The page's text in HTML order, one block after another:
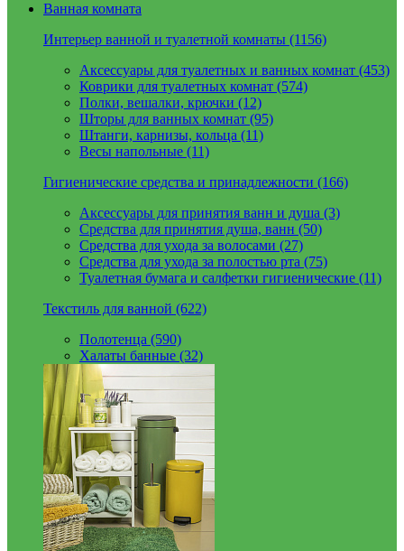
Ванная комната
Интерьер ванной и туалетной комнаты (1156)
Аксессуары для туалетных и ванных комнат (453)
Коврики для туалетных комнат (574)
Полки, вешалки, крючки (12)
Шторы для ванных комнат (95)
Штанги, карнизы, кольца (11)
Весы напольные (11)
Гигиенические средства и принадлежности (166)
Аксессуары для принятия ванн и душа (3)
Средства для принятия душа, ванн (50)
Средства для ухода за волосами (27)
Средства для ухода за полостью рта (75)
Туалетная бумага и салфетки гигиенические (11)
Текстиль для ванной (622)
Полотенца (590)
Халаты банные (32)